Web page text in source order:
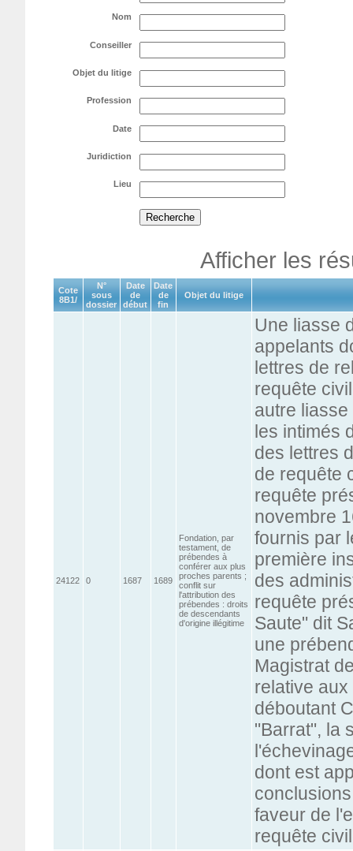
Nom
Conseiller
Objet du litige
Profession
Date
Juridiction
Lieu
Afficher les
Cote
8B1/
N°
sous
dossier
Date
de
début
Date
de
fin
Objet du litige
24122 0 1687 1689
Fondation, par
testament, de
prébendes à
conférer aux plus
proches parents ;
conflit sur
l'attribution des
prébendes : droits
de descendants
d'origine illégitime
Une liasse
appelants
lettres de
requête
autre
les intimés
des lettres
de requête
requête
novembre
fournis par
première
des
requête
Saute" dit
une
Magistrat
relative
déboutant
"Barrat", la
dont est
faveur de
requête